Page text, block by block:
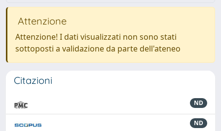
Attenzione
Attenzione! I dati visualizzati non sono stati
sottoposti a validazione da parte dell'ateneo
Citazioni
ND
ND